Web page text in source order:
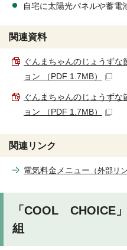
自宅に太陽光パネルや蓄電
関連資料
ぐんまちゃんのじょうず
ョン （PDF 1.7MB）
ぐんまちゃんのじょうず
ョン （PDF 1.7MB）
関連リンク
電気料金メニュー （外部リ
「COOL CHOICE
組